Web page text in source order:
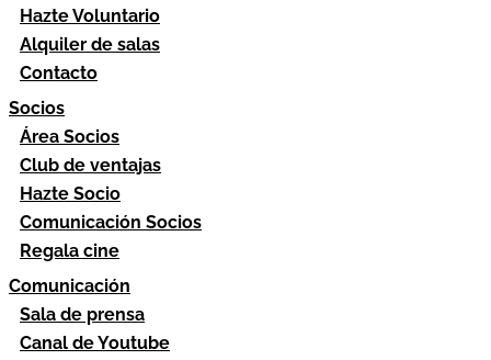
Hazte Voluntario
Alquiler de salas
Contacto
Socios
Área Socios
Club de ventajas
Hazte Socio
Comunicación Socios
Regala cine
Comunicación
Sala de prensa
Canal de Youtube